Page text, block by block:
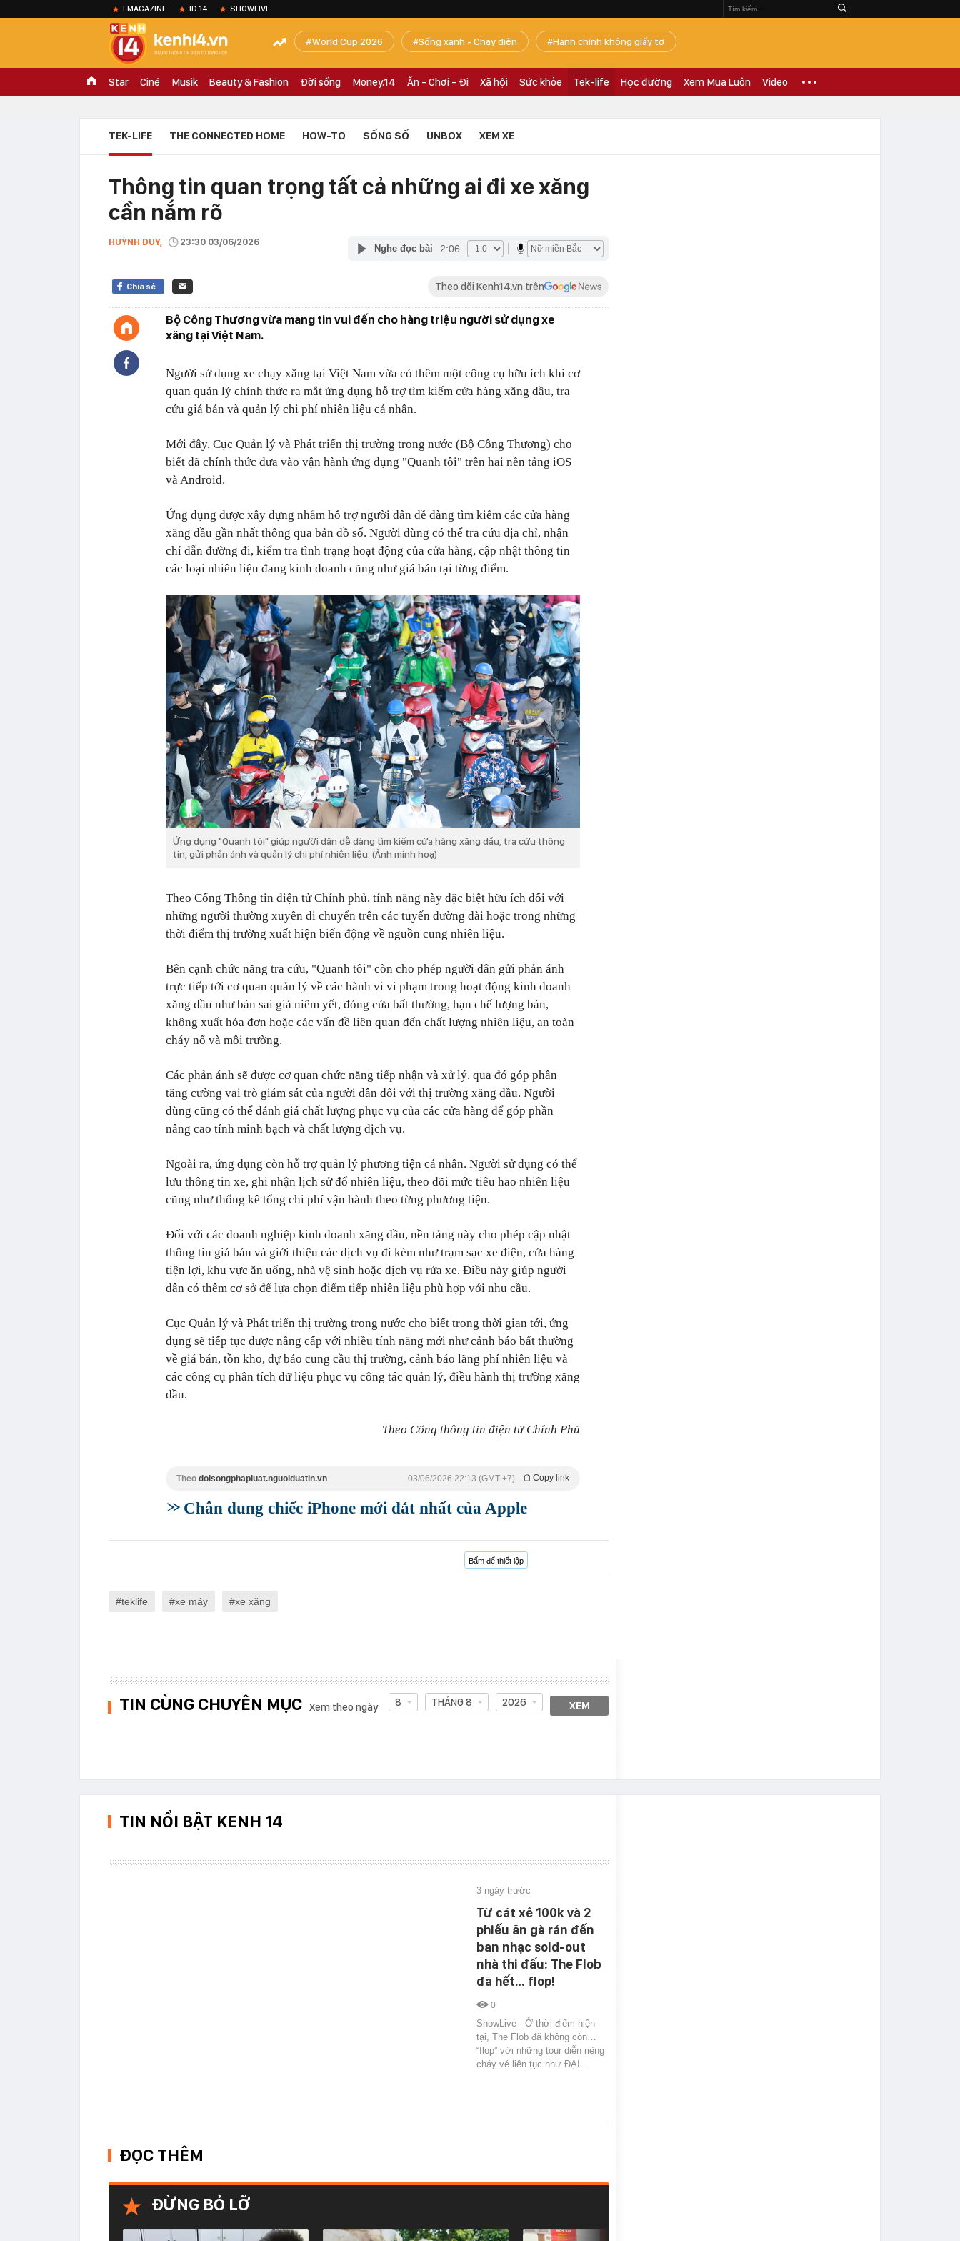
EMAGAZINE ID.14 SHOWLIVE
World Cup 2026 Sống xanh - Chạy điện Hành chính không giấy tờ
Star Ciné Musik Beauty & Fashion Đời sống Money.14 Ăn - Chơi - Đi Xã hội Sức khỏe Tek-life Học đường Xem Mua Luôn Video
TEK-LIFE THE CONNECTED HOME HOW-TO SỐNG SỐ UNBOX XEM XE
Thông tin quan trọng tất cả những ai đi xe xăng
cần nắm rõ
HUỲNH DUY, 23:30 03/06/2026
Nghe đọc bài 2:06
Chia sẻ Theo dõi Kenh14.vn trên
Bộ Công Thương vừa mang tin vui đến cho hàng triệu người sử dụng xe
xăng tại Việt Nam.
Người sử dụng xe chạy xăng tại Việt Nam vừa có thêm một công cụ hữu ích khi cơ
quan quản lý chính thức ra mắt ứng dụng hỗ trợ tìm kiếm cửa hàng xăng dầu, tra
cứu giá bán và quản lý chi phí nhiên liệu cá nhân.
Mới đây, Cục Quản lý và Phát triển thị trường trong nước (Bộ Công Thương) cho
biết đã chính thức đưa vào vận hành ứng dụng "Quanh tôi" trên hai nền tảng iOS
và Android.
Ứng dụng được xây dựng nhằm hỗ trợ người dân dễ dàng tìm kiếm các cửa hàng
xăng dầu gần nhất thông qua bản đồ số. Người dùng có thể tra cứu địa chỉ, nhận
chỉ dẫn đường đi, kiểm tra tình trạng hoạt động của cửa hàng, cập nhật thông tin
các loại nhiên liệu đang kinh doanh cũng như giá bán tại từng điểm.
Ứng dụng "Quanh tôi" giúp người dân dễ dàng tìm kiếm cửa hàng xăng dầu, tra cứu thông
tin, gửi phản ánh và quản lý chi phí nhiên liệu. (Ảnh minh hoạ)
Theo Cổng Thông tin điện tử Chính phủ, tính năng này đặc biệt hữu ích đối với
những người thường xuyên di chuyển trên các tuyến đường dài hoặc trong những
thời điểm thị trường xuất hiện biến động về nguồn cung nhiên liệu.
Bên cạnh chức năng tra cứu, "Quanh tôi" còn cho phép người dân gửi phản ánh
trực tiếp tới cơ quan quản lý về các hành vi vi phạm trong hoạt động kinh doanh
xăng dầu như bán sai giá niêm yết, đóng cửa bất thường, hạn chế lượng bán,
không xuất hóa đơn hoặc các vấn đề liên quan đến chất lượng nhiên liệu, an toàn
cháy nổ và môi trường.
Các phản ánh sẽ được cơ quan chức năng tiếp nhận và xử lý, qua đó góp phần
tăng cường vai trò giám sát của người dân đối với thị trường xăng dầu. Người
dùng cũng có thể đánh giá chất lượng phục vụ của các cửa hàng để góp phần
nâng cao tính minh bạch và chất lượng dịch vụ.
Ngoài ra, ứng dụng còn hỗ trợ quản lý phương tiện cá nhân. Người sử dụng có thể
lưu thông tin xe, ghi nhận lịch sử đổ nhiên liệu, theo dõi mức tiêu hao nhiên liệu
cũng như thống kê tổng chi phí vận hành theo từng phương tiện.
Đối với các doanh nghiệp kinh doanh xăng dầu, nền tảng này cho phép cập nhật
thông tin giá bán và giới thiệu các dịch vụ đi kèm như trạm sạc xe điện, cửa hàng
tiện lợi, khu vực ăn uống, nhà vệ sinh hoặc dịch vụ rửa xe. Điều này giúp người
dân có thêm cơ sở để lựa chọn điểm tiếp nhiên liệu phù hợp với nhu cầu.
Cục Quản lý và Phát triển thị trường trong nước cho biết trong thời gian tới, ứng
dụng sẽ tiếp tục được nâng cấp với nhiều tính năng mới như cảnh báo bất thường
về giá bán, tồn kho, dự báo cung cầu thị trường, cảnh báo lãng phí nhiên liệu và
các công cụ phân tích dữ liệu phục vụ công tác quản lý, điều hành thị trường xăng
dầu.
Theo Cổng thông tin điện tử Chính Phủ
Theo doisongphapluat.nguoiduatin.vn Copy link
03/06/2026 22:13 (GMT +7)
Chân dung chiếc iPhone mới đắt nhất của Apple
Bấm để thiết lập
teklife xe máy xe xăng
TIN CÙNG CHUYÊN MỤC Xem theo ngày 8 THÁNG 8 2026 XEM
TIN NỔI BẬT KENH 14
3 ngày trước
Từ cát xê 100k và 2
phiếu ăn gà rán đến
ban nhạc sold-out
nhà thi đấu: The Flob
đã hết… flop!
0
ShowLive · Ở thời điểm hiện
tại, The Flob đã không còn…
“flop” với những tour diễn riêng
cháy vé liên tục như ĐẠI…
ĐỌC THÊM
ĐỪNG BỎ LỠ